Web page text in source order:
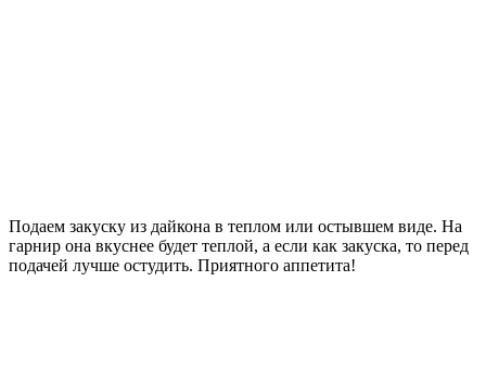
Подаем закуску из дайкона в теплом или остывшем виде. На
гарнир она вкуснее будет теплой, а если как закуска, то перед
подачей лучше остудить. Приятного аппетита!